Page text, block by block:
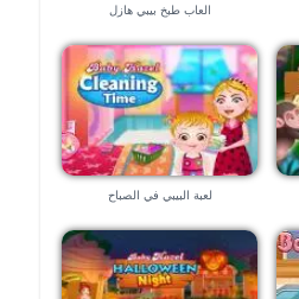
العاب طبخ بيبي هازل
لعبة البيبي في الصباح